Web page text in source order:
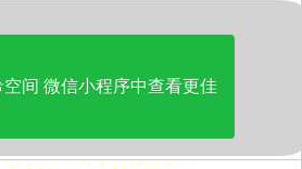
空间 微信小程序中查看更佳